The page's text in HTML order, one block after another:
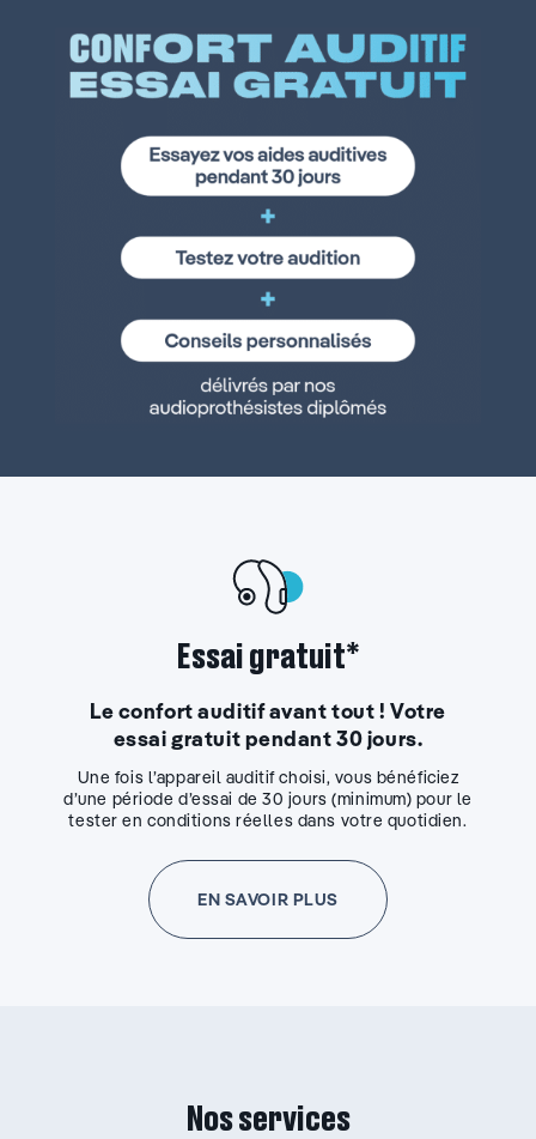
Essai gratuit*
Le confort auditif avant tout ! Votre
essai gratuit pendant 30 jours.
Une fois l’appareil auditif choisi, vous bénéficiez
d’une période d’essai de 30 jours (minimum) pour le
tester en conditions réelles dans votre quotidien.
EN SAVOIR PLUS
Nos services